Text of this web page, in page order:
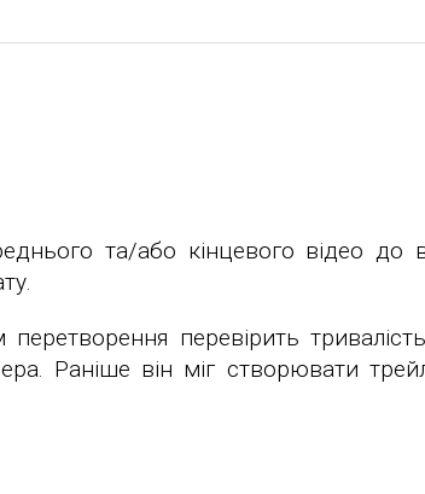
та/або кінцевого відео до
перевірить
Раніше він міг створювати